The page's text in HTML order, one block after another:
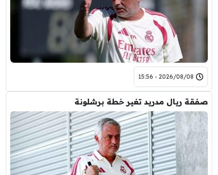
2026/08/08 - 15:56
صفقة ريال مدريد تغير خطة برشلونة